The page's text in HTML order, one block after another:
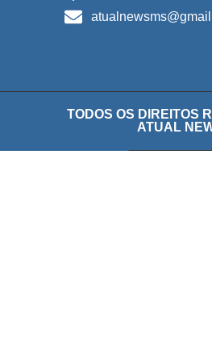
TODOS OS DIREITOS
ATUAL